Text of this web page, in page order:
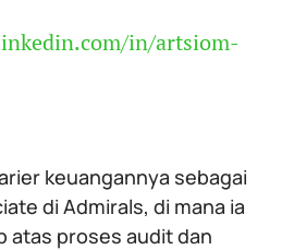
in/artsiom-
keuangannya sebagai
di Admirals, di mana ia
atas proses audit dan